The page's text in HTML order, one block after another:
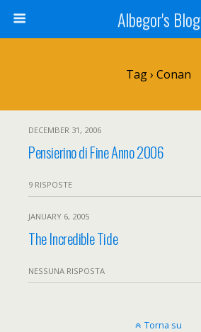
Albegor's Blog
Tag › Conan
DECEMBER 31, 2006
Pensierino di Fine Anno 2006
9 RISPOSTE
JANUARY 6, 2005
The Incredible Tide
NESSUNA RISPOSTA
Torna su